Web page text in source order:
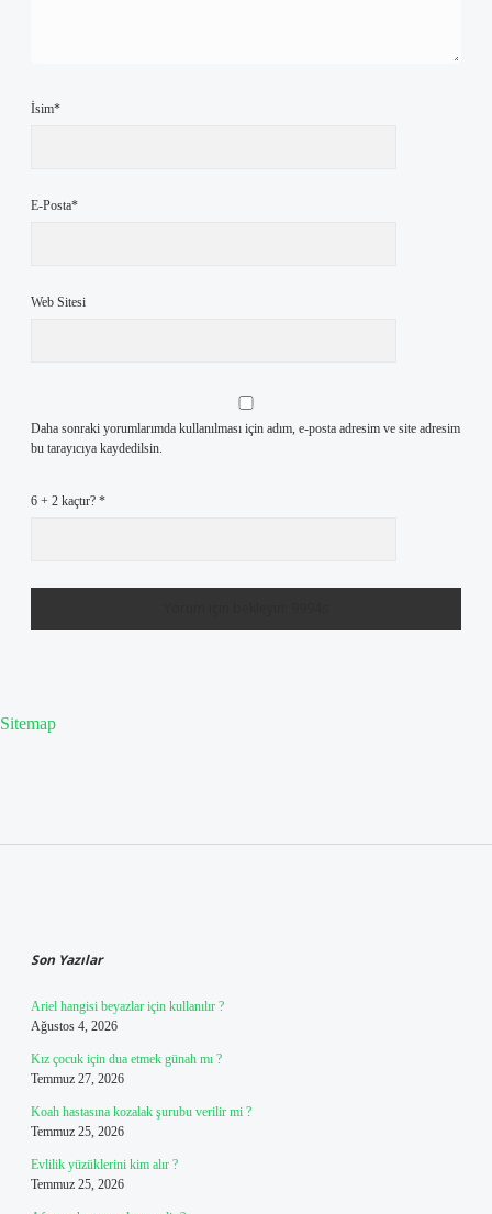
İsim*
E-Posta*
Web Sitesi
Daha sonraki yorumlarımda kullanılması için adım, e-posta adresim ve site adresim
bu tarayıcıya kaydedilsin.
6 + 2 kaçtır? *
Sitemap
Son Yazılar
Ariel hangisi beyazlar için kullanılır ?
Ağustos 4, 2026
Kız çocuk için dua etmek günah mı ?
Temmuz 27, 2026
Koah hastasına kozalak şurubu verilir mi ?
Temmuz 25, 2026
Evlilik yüzüklerini kim alır ?
Temmuz 25, 2026